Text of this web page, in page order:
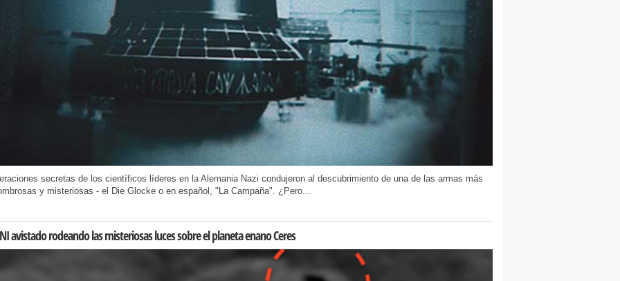
secretas de los científicos líderes en la Alemania Nazi condujeron al descubrimiento de una de las armas más
y misteriosas - el Die Glocke o en español, "La Campaña". ¿Pero...
avistado rodeando las misteriosas luces sobre el planeta enano Ceres